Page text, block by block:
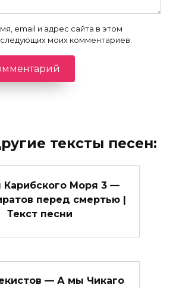
email и адрес сайта в этом
моих комментариев.
тексты песен:
Карибского Моря 3 —
перед смертью |
Текст песни
— А мы Чикаго